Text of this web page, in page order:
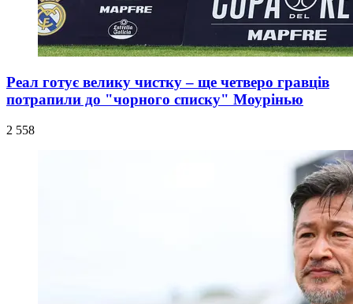
Реал готує велику чистку – ще четверо гравців
потрапили до "чорного списку" Моурінью
2 558